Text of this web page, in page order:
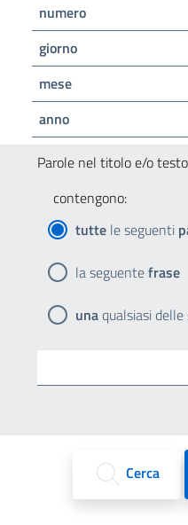
numero
giorno
mese
anno
Parole nel titolo e/o testo
contengono:
tutte le seguenti
la seguentefrase
unaqualsiasi
Cerca